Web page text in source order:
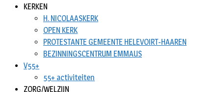
KERKEN
H. NICOLAASKERK
OPEN KERK
PROTESTANTE GEMEENTE HELEVOIRT-HAAREN
BEZINNINGSCENTRUM EMMAUS
V55+
55+ activiteiten
ZORG/WELZIJN